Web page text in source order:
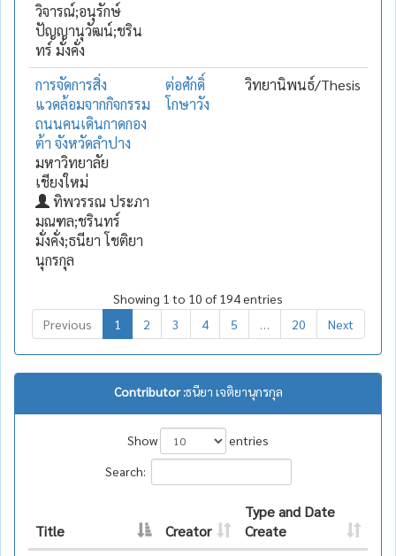
วิจารณ์;อนุรักษ์
ปัญญานุวัฒน์;ชริน
ทร์ มั่งคั่ง
การจัดการสิ่ง
แวดล้อมจากกิจกรรม
ถนนคนเดินกาดกอง
ต้า จังหวัดลำปาง
มหาวิทยาลัย
เชียงใหม่
ทิพวรรณ ประภา
มณฑล;ชรินทร์
มั่งคั่ง;ธนียา โชติยา
นุกรกุล
ต่อศักดิ์
โกษาวัง
วิทยานิพนธ์/Thesis
Showing 1 to 10 of 194 entries
Previous
1 2 3 4 5 20 Next
Contributor :ธนียา เจติยานุกรกุล
Show
entries
Search:
Title Creator
Type and Date
Create